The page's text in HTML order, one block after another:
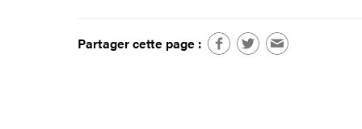
Partager cette page :